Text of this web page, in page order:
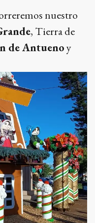
nuestro
, Tierra de
de Antuenoy